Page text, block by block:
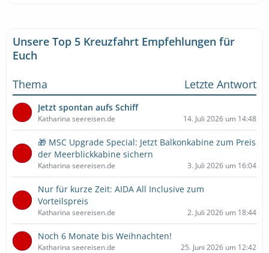
Unsere Top 5 Kreuzfahrt Empfehlungen für
Euch
Thema
Letzte Antwort
Jetzt spontan aufs Schiff
Katharina seereisen.de 14. Juli 2026 um 14:48
🎁 MSC Upgrade Special: Jetzt Balkonkabine zum Preis
der Meerblickkabine sichern
Katharina seereisen.de 3. Juli 2026 um 16:04
Nur für kurze Zeit: AIDA All Inclusive zum
Vorteilspreis
Katharina seereisen.de 2. Juli 2026 um 18:44
Noch 6 Monate bis Weihnachten!
Katharina seereisen.de 25. Juni 2026 um 12:42